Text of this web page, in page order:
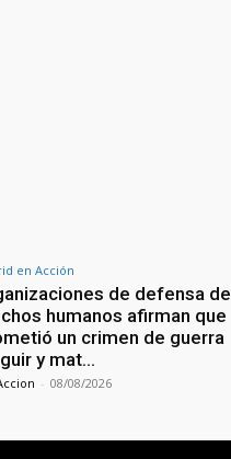
en Acción
de defensa de
humanos afirman que
un crimen de guerra
y mat…
- 08/08/2026